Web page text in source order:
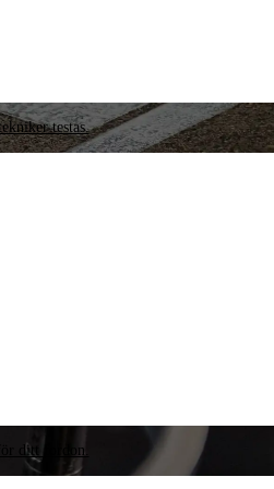
testas.
ditt fordon.